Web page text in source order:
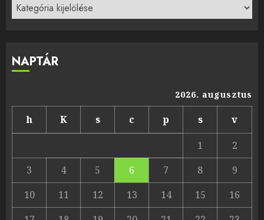
Kategóriák
NAPTÁR
2026. augusztus
h K s c p s
v
1
2
3
4 5 6 7 8
9
10
11 12 13 14 15
16